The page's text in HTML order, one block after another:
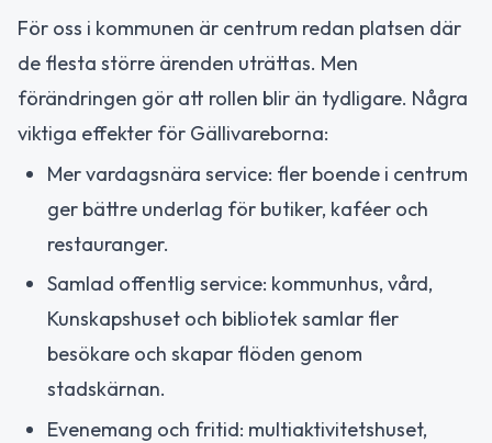
För oss i kommunen är centrum redan platsen där
de flesta större ärenden uträttas. Men
förändringen gör att rollen blir än tydligare. Några
viktiga effekter för Gällivareborna:
Mer vardagsnära service: fler boende i centrum
ger bättre underlag för butiker, kaféer och
restauranger.
Samlad offentlig service: kommunhus, vård,
Kunskapshuset och bibliotek samlar fler
besökare och skapar flöden genom
stadskärnan.
Evenemang och fritid: multiaktivitetshuset,